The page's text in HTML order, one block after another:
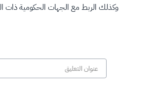
وكذلك الربط مع الجهات الحكومية ذات